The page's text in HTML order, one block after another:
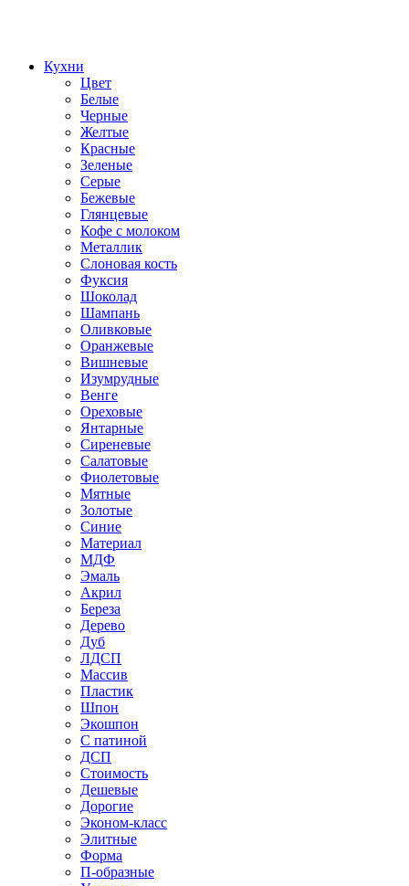
Кухни
Цвет
Белые
Черные
Желтые
Красные
Зеленые
Серые
Бежевые
Глянцевые
Кофе с молоком
Металлик
Слоновая кость
Фуксия
Шоколад
Шампань
Оливковые
Оранжевые
Вишневые
Изумрудные
Венге
Ореховые
Янтарные
Сиреневые
Салатовые
Фиолетовые
Мятные
Золотые
Синие
Материал
МДФ
Эмаль
Акрил
Береза
Дерево
Дуб
ЛДСП
Массив
Пластик
Шпон
Экошпон
С патиной
ДСП
Стоимость
Дешевые
Дорогие
Эконом-класс
Элитные
Форма
П-образные